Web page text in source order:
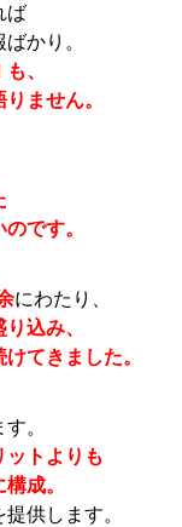
ば
かり。
、
りません。
です。
にわたり、
込み、
てきました。
。
ットよりも
成。
提供します。